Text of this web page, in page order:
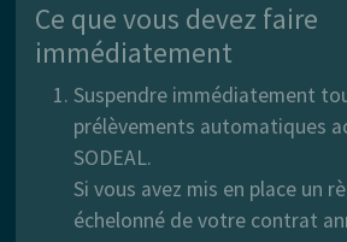
Ce que vous devez faire
immédiatement
Suspendre immédiatement
prélèvements automatiques
SODEAL.
Si vous avez mis en place un
échelonné de votre contrat